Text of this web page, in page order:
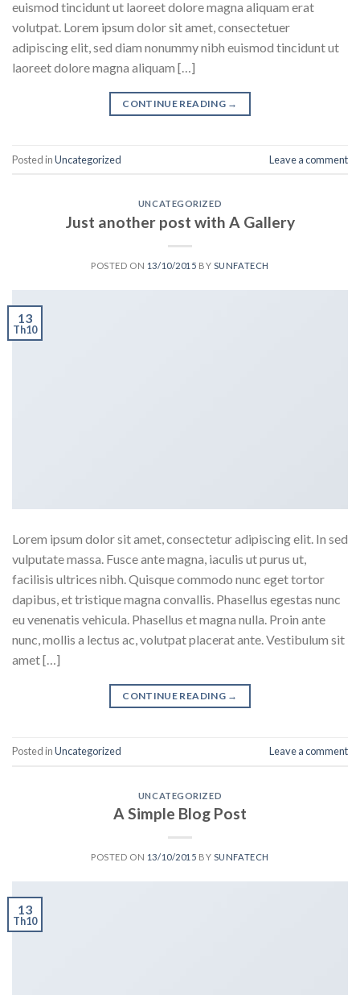
euismod tincidunt ut laoreet dolore magna aliquam erat
volutpat. Lorem ipsum dolor sit amet, consectetuer
adipiscing elit, sed diam nonummy nibh euismod tincidunt ut
laoreet dolore magna aliquam […]
CONTINUE READING →
Posted inUncategorized Leave a comment
UNCATEGORIZED
Just another post with A Gallery
POSTED ON 13/10/2015 BY SUNFATECH
13
Th10
Lorem ipsum dolor sit amet, consectetur adipiscing elit. In sed
vulputate massa. Fusce ante magna, iaculis ut purus ut,
facilisis ultrices nibh. Quisque commodo nunc eget tortor
dapibus, et tristique magna convallis. Phasellus egestas nunc
eu venenatis vehicula. Phasellus et magna nulla. Proin ante
nunc, mollis a lectus ac, volutpat placerat ante. Vestibulum sit
amet […]
CONTINUE READING →
Posted inUncategorized Leave a comment
UNCATEGORIZED
A Simple Blog Post
POSTED ON 13/10/2015 BY SUNFATECH
13
Th10